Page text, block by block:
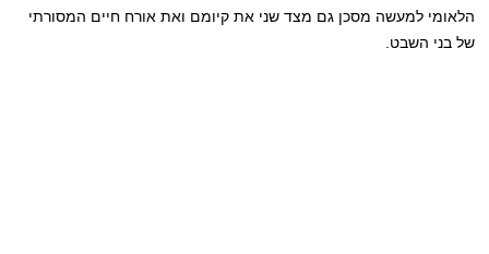
הלאומי למעשה מסכן גם מצד שני את קיומם ואת אורח חיים המסורתי
של בני השבט.